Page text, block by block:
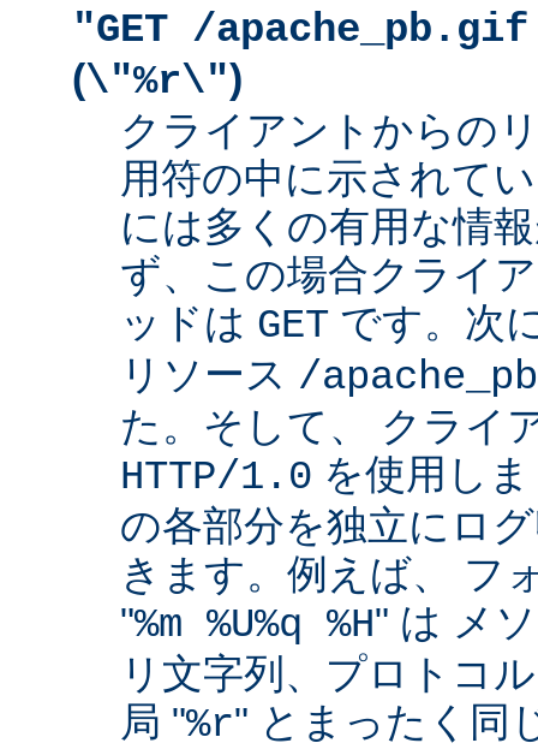
"GET /
(\"%r\")
クライアントからの
用符の中に示されて
には多くの有用な情
ず、この場合クライ
ッドは GET です。次
リソース /
た。そして、 クライ
HTTP/1.0 を使用し
の各部分を独立にロ
きます。例えば、 フ
"%m %U%q %H" は メ
リ文字列、プロトコ
局 "%r" とまったく同